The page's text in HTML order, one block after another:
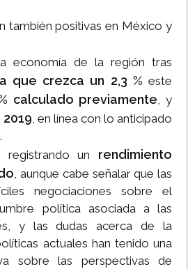
también positivas en México y
economía de la región tras
que crezca un 2,3 % este
calculado previamente, y
2019, en línea con lo anticipado
registrando un rendimiento
, aunque cabe señalar que las
negociaciones sobre el
política asociada a las
y las dudas acerca de la
actuales han tenido una
sobre las perspectivas de